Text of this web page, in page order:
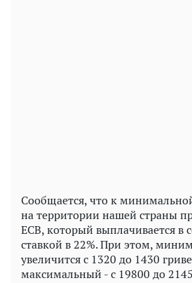
Сообщается, что к
на территории нашей страны
ЕСВ, который выплачивается в
ставкой в 22%. При этом,
увеличится с 1320 до 1430
максимальный - с 19800 до